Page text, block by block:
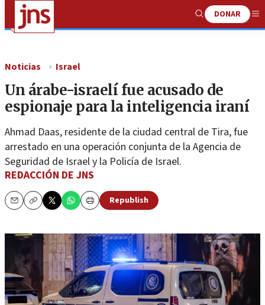
Show
Search
DONAR
Noticias Israel
Un árabe-israelí fue acusado de
espionaje para la inteligencia iraní
Ahmad Daas, residente de la ciudad central de Tira, fue
arrestado en una operación conjunta de la Agencia de
Seguridad de Israel y la Policía de Israel.
REDACCIÓN DE JNS
EmailCopy Print
Republish